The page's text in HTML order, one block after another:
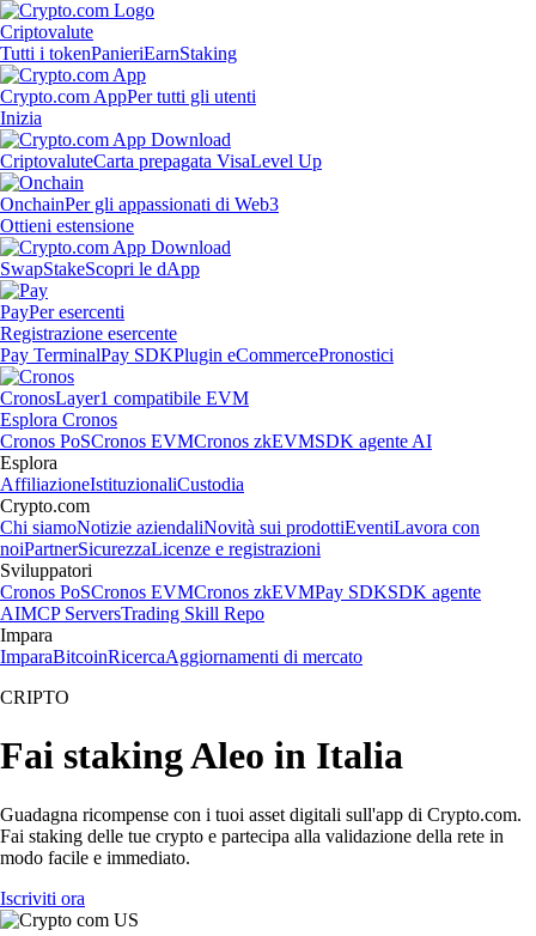
Criptovalute
Tutti i tokenPanieriEarnStaking
Crypto.com AppPer tutti gli utenti
Inizia
CriptovaluteCarta prepagata VisaLevel Up
OnchainPer gli appassionati di Web3
Ottieni estensione
SwapStakeScopri le dApp
PayPer esercenti
Registrazione esercente
Pay TerminalPay SDKPlugin eCommercePronostici
CronosLayer1 compatibile EVM
Esplora Cronos
Cronos PoSCronos EVMCronos zkEVMSDK agente AI
Esplora
AffiliazioneIstituzionaliCustodia
Crypto.com
Chi siamoNotizie aziendaliNovità sui prodottiEventiLavora con
noiPartnerSicurezzaLicenze e registrazioni
Sviluppatori
Cronos PoSCronos EVMCronos zkEVMPay SDKSDK agente
AIMCP ServersTrading Skill Repo
Impara
ImparaBitcoinRicercaAggiornamenti di mercato
CRIPTO
Fai staking Aleo in Italia
Guadagna ricompense con i tuoi asset digitali sull'app di Crypto.com.
Fai staking delle tue crypto e partecipa alla validazione della rete in
modo facile e immediato.
Iscriviti ora